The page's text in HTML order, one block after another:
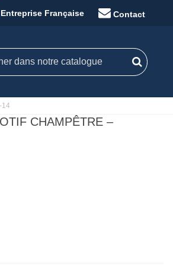
Entreprise Française Contact
14
CHAMPÊTRE –